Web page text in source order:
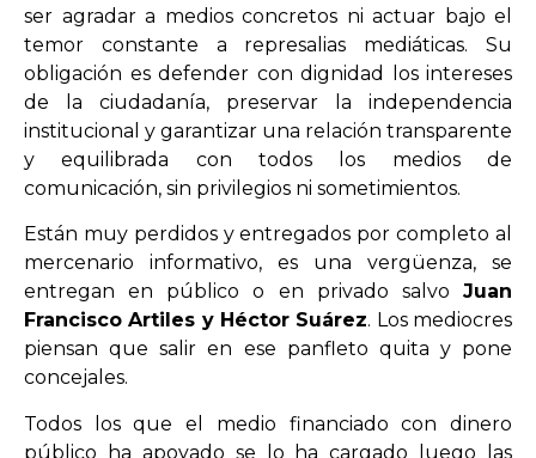
ser agradar a medios concretos ni actuar bajo el
temor constante a represalias mediáticas. Su
obligación es defender con dignidad los intereses
de la ciudadanía, preservar la independencia
institucional y garantizar una relación transparente
y equilibrada con todos los medios de
comunicación, sin privilegios ni sometimientos.
Están muy perdidos y entregados por completo al
mercenario informativo, es una vergüenza, se
entregan en público o en privado salvo Juan
Francisco Artiles y Héctor Suárez. Los mediocres
piensan que salir en ese panfleto quita y pone
concejales.
Todos los que el medio financiado con dinero
público ha apoyado se lo ha cargado luego las